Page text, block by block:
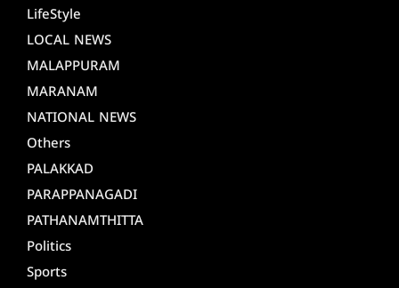
LifeStyle
LOCAL NEWS
MALAPPURAM
MARANAM
NATIONAL NEWS
Others
PALAKKAD
PARAPPANAGADI
PATHANAMTHITTA
Politics
Sports